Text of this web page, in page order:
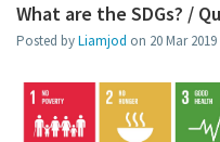
What are the SDGs? /
Posted byLiamjod on 20 Mar 2019